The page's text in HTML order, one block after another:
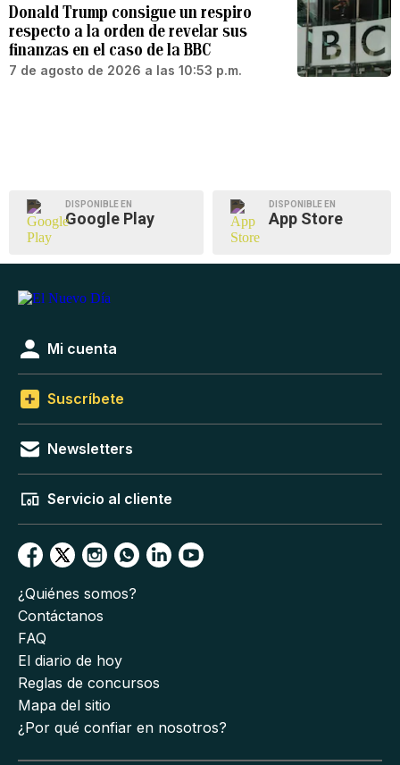
Donald Trump consigue un respiro
respecto a la orden de revelar sus
finanzas en el caso de la BBC
7 de agosto de 2026 a las 10:53 p.m.
DISPONIBLE EN
Google Play
DISPONIBLE EN
App Store
Mi cuenta
Suscríbete
Newsletters
Servicio al cliente
¿Quiénes somos?
Contáctanos
FAQ
El diario de hoy
Reglas de concursos
Mapa del sitio
¿Por qué confiar en nosotros?